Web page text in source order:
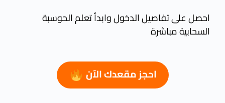
احصل على تفاصيل الدخول وابدأ تعلم الحوسبة
السحابية مباشرة
احجز مقعدك الآن